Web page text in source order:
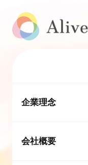
企業理念
会社概要